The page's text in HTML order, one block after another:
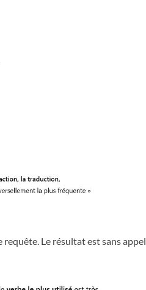
Le résultat est sans appel